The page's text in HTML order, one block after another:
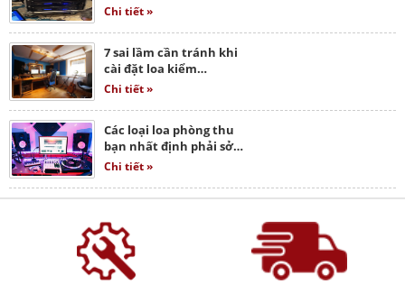
Chi tiết »
7 sai lầm cần tránh khi
cài đặt loa kiểm…
Chi tiết »
Các loại loa phòng thu
bạn nhất định phải sở…
Chi tiết »